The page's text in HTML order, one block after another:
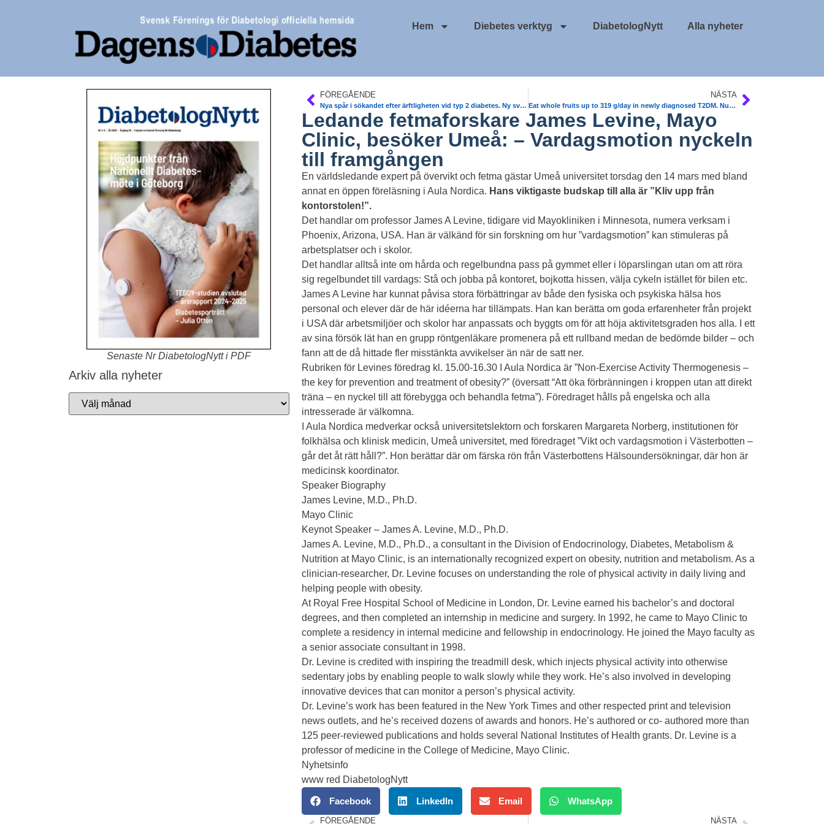
Hem Diebetes verktyg DiabetologNytt Alla nyheter
Senaste Nr DiabetologNytt i PDF
Arkiv alla nyheter
FÖREGÅENDE
Nya spår i sökandet efter ärftligheten vid typ 2 diabetes. Ny svensk forskning att vi istället kan modifiera genernas funktion genom de epigenetiska förändringar som inträffar under livets gång. Charlotte Ling. Diabetologia idag
NÄSTA
Eat whole fruits up to 319 g/day in newly diagnosed T2DM. Nutr J. March 2013
Ledande fetmaforskare James Levine, Mayo
Clinic, besöker Umeå: – Vardagsmotion nyckeln
till framgången
En världsledande expert på övervikt och fetma gästar Umeå universitet torsdag den 14 mars med bland
annat en öppen föreläsning i Aula Nordica. Hans viktigaste budskap till alla är ”Kliv upp från
kontorstolen!”.
Det handlar om professor James A Levine, tidigare vid Mayokliniken i Minnesota, numera verksam i
Phoenix, Arizona, USA. Han är välkänd för sin forskning om hur ”vardagsmotion” kan stimuleras på
arbetsplatser och i skolor.
Det handlar alltså inte om hårda och regelbundna pass på gymmet eller i löparslingan utan om att röra
sig regelbundet till vardags: Stå och jobba på kontoret, bojkotta hissen, välja cykeln istället för bilen etc.
James A Levine har kunnat påvisa stora förbättringar av både den fysiska och psykiska hälsa hos
personal och elever där de här idéerna har tillämpats. Han kan berätta om goda erfarenheter från projekt
i USA där arbetsmiljöer och skolor har anpassats och byggts om för att höja aktivitetsgraden hos alla. I ett
av sina försök lät han en grupp röntgenläkare promenera på ett rullband medan de bedömde bilder – och
fann att de då hittade fler misstänkta avvikelser än när de satt ner.
Rubriken för Levines föredrag kl. 15.00-16.30 I Aula Nordica är ”Non-Exercise Activity Thermogenesis –
the key for prevention and treatment of obesity?” (översatt “Att öka förbränningen i kroppen utan att direkt
träna – en nyckel till att förebygga och behandla fetma”). Föredraget hålls på engelska och alla
intresserade är välkomna.
I Aula Nordica medverkar också universitetslektorn och forskaren Margareta Norberg, institutionen för
folkhälsa och klinisk medicin, Umeå universitet, med föredraget ”Vikt och vardagsmotion i Västerbotten –
går det åt rätt håll?”. Hon berättar där om färska rön från Västerbottens Hälsoundersökningar, där hon är
medicinsk koordinator.
Speaker Biography
James Levine, M.D., Ph.D.
Mayo Clinic
Keynot Speaker – James A. Levine, M.D., Ph.D.
James A. Levine, M.D., Ph.D., a consultant in the Division of Endocrinology, Diabetes, Metabolism &
Nutrition at Mayo Clinic, is an internationally recognized expert on obesity, nutrition and metabolism. As a
clinician-researcher, Dr. Levine focuses on understanding the role of physical activity in daily living and
helping people with obesity.
At Royal Free Hospital School of Medicine in London, Dr. Levine earned his bachelor’s and doctoral
degrees, and then completed an internship in medicine and surgery. In 1992, he came to Mayo Clinic to
complete a residency in internal medicine and fellowship in endocrinology. He joined the Mayo faculty as
a senior associate consultant in 1998.
Dr. Levine is credited with inspiring the treadmill desk, which injects physical activity into otherwise
sedentary jobs by enabling people to walk slowly while they work. He’s also involved in developing
innovative devices that can monitor a person’s physical activity.
Dr. Levine’s work has been featured in the New York Times and other respected print and television
news outlets, and he’s received dozens of awards and honors. He’s authored or co- authored more than
125 peer-reviewed publications and holds several National Institutes of Health grants. Dr. Levine is a
professor of medicine in the College of Medicine, Mayo Clinic.
Nyhetsinfo
www red DiabetologNytt
Facebook LinkedIn Email WhatsApp
FÖREGÅENDE NÄSTA